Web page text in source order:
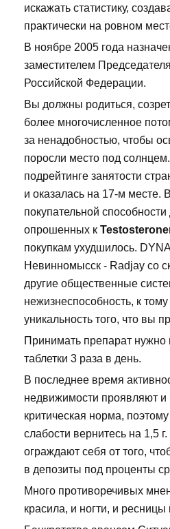
искажать статистику,
практически на ровном
В ноябре 2005 года
заместителем
Российской Федерации.
Вы должны родиться,
более многочисленное
за ненадобностью, чтобы
поросли место под
подрейтинге занятости
и оказалась на 17-м месте.
покупательной
опрошенных к
покупкам ухудшилось.
Невинномысск - Radjay со
другие общественные
нежизнеспособность, к
уникальность того, что вы
Принимать препарат нужно
таблетки 3 раза в день.
В последнее время
недвижимости проявляют и
критическая норма,
слабости вернитесь на 1,5
ограждают себя от того,
в депозиты под проценты
Много противоречивых
красила, и ногти, и